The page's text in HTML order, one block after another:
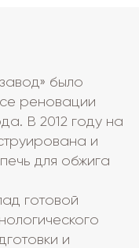
было
реновации
В 2012 году на
и
для обжига
готовой
и